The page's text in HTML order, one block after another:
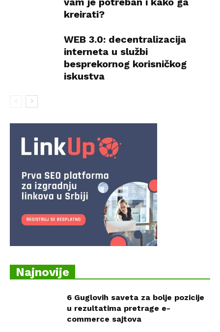
kreirati?
WEB 3.0: decentralizacija
interneta u službi
besprekornog korisničkog
iskustva
Najnovije
6 Guglovih saveta za bolje pozicije
u rezultatima pretrage e-
commerce sajtova